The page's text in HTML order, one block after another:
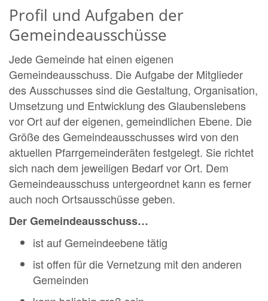
Profil und Aufgaben der
Gemeindeausschüsse
Jede Gemeinde hat einen eigenen
Gemeindeausschuss. Die Aufgabe der Mitglieder
des Ausschusses sind die Gestaltung, Organisation,
Umsetzung und Entwicklung des Glaubenslebens
vor Ort auf der eigenen, gemeindlichen Ebene. Die
Größe des Gemeindeausschusses wird von den
aktuellen Pfarrgemeinderäten festgelegt. Sie richtet
sich nach dem jeweiligen Bedarf vor Ort. Dem
Gemeindeausschuss untergeordnet kann es ferner
auch noch Ortsausschüsse geben.
Der Gemeindeausschuss…
ist auf Gemeindeebene tätig
ist offen für die Vernetzung mit den anderen
Gemeinden